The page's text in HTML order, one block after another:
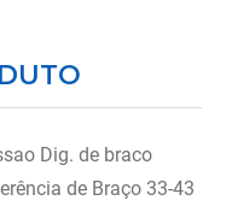
Dig. de braco
de Braço 33-43